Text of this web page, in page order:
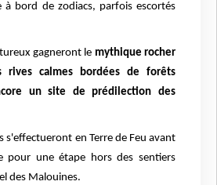
à bord de zodiacs, parfois escortés
gagneront le mythique rocher
rives calmes bordées de forêts
un site de prédilection des
s'effectueront en Terre de Feu avant
pour une étape hors des sentiers
des Malouines.